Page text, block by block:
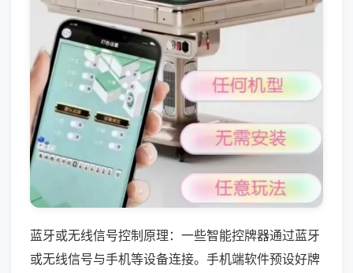
蓝牙或无线信号控制原理：一些智能控牌器通过蓝牙
或无线信号与手机等设备连接。手机端软件预设好牌